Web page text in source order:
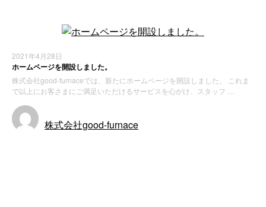
2021年4月28日
ホームページを開設しました。
株式会社good-furnaceでは、新たにホームページを開設しました。 これま
で以上にお客さまにご満足いただけるサービスを心がけ、スタッフ …
株式会社good-furnace